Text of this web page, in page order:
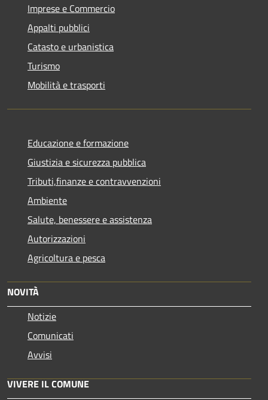
Imprese e Commercio
Appalti pubblici
Catasto e urbanistica
Turismo
Mobilità e trasporti
Educazione e formazione
Giustizia e sicurezza pubblica
Tributi,finanze e contravvenzioni
Ambiente
Salute, benessere e assistenza
Autorizzazioni
Agricoltura e pesca
NOVITÀ
Notizie
Comunicati
Avvisi
VIVERE IL COMUNE